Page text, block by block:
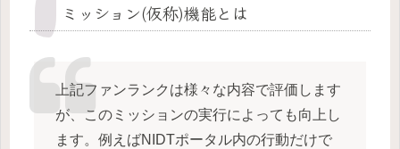
ミッション(仮称)機能とは
上記ファンランクは様々な内容で評価します
が、このミッションの実行によっても向上し
ます。例えばNIDTポータル内の行動だけで